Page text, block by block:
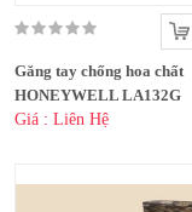
Găng tay chống hoa chất
HONEYWELL LA132G
Giá : Liên Hệ